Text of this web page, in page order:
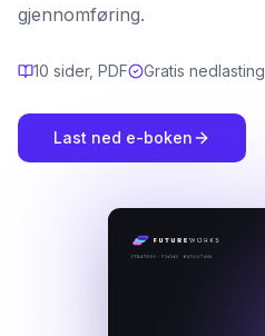
gjennomføring.
10 sider, PDF Gratis nedlasting
Last ned e-boken